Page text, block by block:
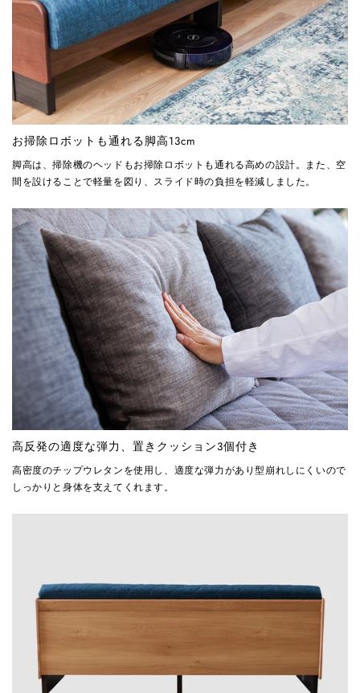
お掃除ロボットも通れる脚高13cm
脚高は、掃除機のヘッドもお掃除ロボットも通れる高めの設計。また、空
間を設けることで軽量を図り、スライド時の負担を軽減しました。
高反発の適度な弾力、置きクッション3個付き
高密度のチップウレタンを使用し、適度な弾力があり型崩れしにくいので
しっかりと身体を支えてくれます。